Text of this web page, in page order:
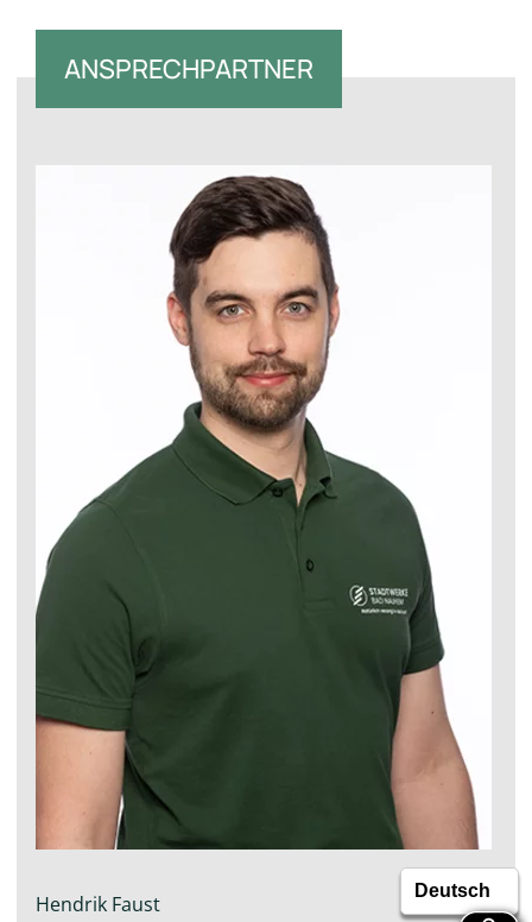
ANSPRECHPARTNER
Hendrik Faust